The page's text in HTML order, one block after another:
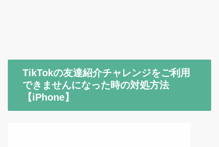
TikTokの友達紹介チャレンジをご利用
できませんになった時の対処方法
【iPhone】